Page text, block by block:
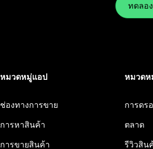
ทดลอ
หมวดหมู่แอป
ช่องทางการขาย
การหาสินค้า
การขายสินค้า
หมวดห
การดร
ตลาด
รีวิวสิน